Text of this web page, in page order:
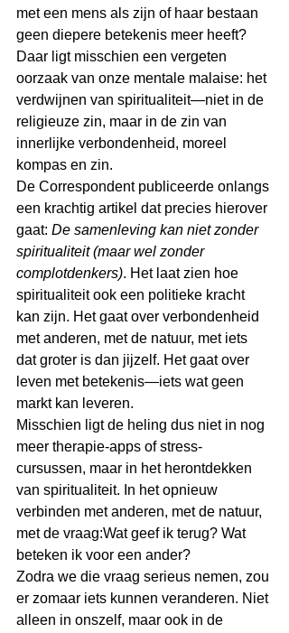
met een mens als zijn of haar bestaan
geen diepere betekenis meer heeft?
Daar ligt misschien een vergeten
oorzaak van onze mentale malaise: het
verdwijnen van spiritualiteit—niet in de
religieuze zin, maar in de zin van
innerlijke verbondenheid, moreel
kompas en zin.
De Correspondent publiceerde onlangs
een krachtig artikel dat precies hierover
gaat: De samenleving kan niet zonder
spiritualiteit (maar wel zonder
complotdenkers). Het laat zien hoe
spiritualiteit ook een politieke kracht
kan zijn. Het gaat over verbondenheid
met anderen, met de natuur, met iets
dat groter is dan jijzelf. Het gaat over
leven met betekenis—iets wat geen
markt kan leveren.
Misschien ligt de heling dus niet in nog
meer therapie-apps of stress-
cursussen, maar in het herontdekken
van spiritualiteit. In het opnieuw
verbinden met anderen, met de natuur,
met de vraag:Wat geef ik terug? Wat
beteken ik voor een ander?
Zodra we die vraag serieus nemen, zou
er zomaar iets kunnen veranderen. Niet
alleen in onszelf, maar ook in de